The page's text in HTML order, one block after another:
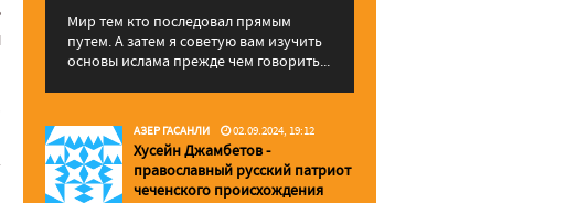
Мир тем кто последовал прямым
путем. А затем я советую вам изучить
основы ислама прежде чем говорить...
АЗЕР ГАСАНЛИ 02.09.2024, 19:12
Хусейн Джамбетов -
православный русский патриот
чеченского происхождения